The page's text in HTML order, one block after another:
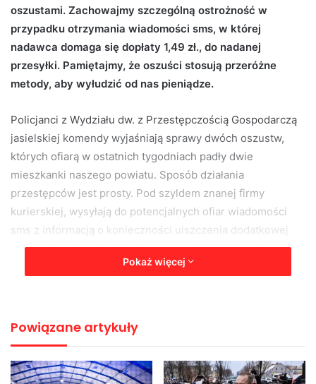
oszustami. Zachowajmy szczególną ostrożność w
przypadku otrzymania wiadomości sms, w której
nadawca domaga się dopłaty 1,49 zł., do nadanej
przesyłki. Pamiętajmy, że oszuści stosują przeróżne
metody, aby wyłudzić od nas pieniądze.
Policjanci z Wydziału dw. z Przestępczością Gospodarczą
jasielskiej komendy wyjaśniają sprawy dwóch oszustw,
których ofiarą w ostatnich tygodniach padły dwie
mieszkanki naszego powiatu. Sposób działania
przestępców jest prosty. Pod szyldem znanej firmy
kurierskiej, wysyłają do potencjalnych ofiar wiadomości
sms z informacją o konieczności uiszczenia dodatkowej
opłaty do wysłanej przesyłki w wysokości 1,49 zł. W sms-ie
zamieszczony jest link, który przekierowuje
fałszywa strona, a wykonując na niej przelew drobnej
nieograniczony dostęp do naszego konta bankowego.
Pokaż więcej
Powiązane artykuły